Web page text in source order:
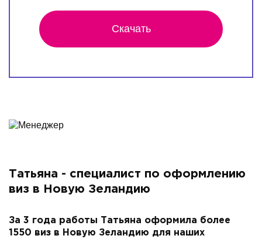
Скачать
Татьяна - специалист по оформлению
виз в Новую Зеландию
За 3 года работы Татьяна оформила более
1550 виз в Новую Зеландию для наших